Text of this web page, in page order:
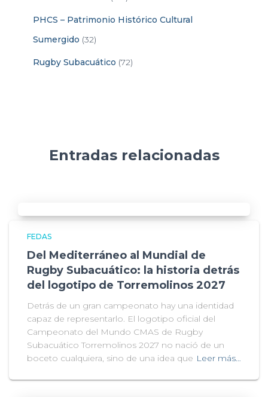
PHCS – Patrimonio Histórico Cultural
Sumergido (32)
Rugby Subacuático (72)
Entradas relacionadas
FEDAS
Del Mediterráneo al Mundial de
Rugby Subacuático: la historia detrás
del logotipo de Torremolinos 2027
Detrás de un gran campeonato hay una identidad
capaz de representarlo. El logotipo oficial del
Campeonato del Mundo CMAS de Rugby
Subacuático Torremolinos 2027 no nació de un
boceto cualquiera, sino de una idea que Leer más…